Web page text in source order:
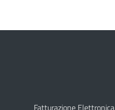
Fatturazione Elettronica